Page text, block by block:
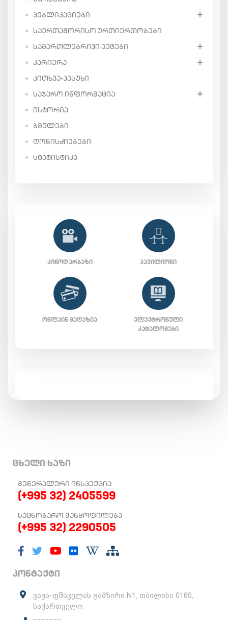
ᲞᲣᲑᲚᲘᲙᲐᲪᲘᲔᲑᲘ
ᲡᲐᲔᲠᲗᲐᲨᲝᲠᲘᲡᲝ ᲣᲠᲗᲘᲔᲠᲗᲝᲑᲔᲑᲘ
ᲡᲐᲛᲐᲠᲗᲚᲔᲑᲠᲘᲕᲘ ᲐᲥᲢᲔᲑᲘ
ᲙᲐᲠᲘᲔᲠᲐ
ᲙᲘᲗᲮᲕᲐ-ᲞᲐᲡᲣᲮᲘ
ᲡᲐᲯᲐᲠᲝ ᲘᲜᲤᲝᲠᲛᲐᲪᲘᲐ
ᲘᲡᲢᲝᲠᲘᲐ
ᲑᲛᲣᲚᲔᲑᲘ
ᲦᲝᲜᲘᲡᲫᲘᲔᲑᲔᲑᲘ
ᲡᲢᲐᲢᲘᲡᲢᲘᲙᲐ
ᲙᲘᲜᲝᲓᲐᲠᲑᲐᲖᲘ ᲞᲐᲕᲘᲚᲘᲝᲜᲘ
ᲝᲜᲚᲐᲘᲜ ᲛᲐᲦᲐᲖᲘᲐ
ᲔᲚᲔᲥᲢᲠᲝᲜᲣᲚᲘ
ᲙᲐᲢᲐᲚᲝᲒᲔᲑᲘ
ცხელი ხაზი
ᲒᲔᲜᲔᲠᲐᲚᲣᲠᲘ ᲘᲜᲡᲞᲔᲥᲪᲘᲐ
(+995 32) 2405599
ᲡᲐᲪᲜᲝᲑᲐᲠᲝ ᲒᲐᲜᲧᲝᲤᲘᲚᲔᲑᲐ
(+995 32) 2290505
კონტაქტი
ვაჟა-ფშაველას გამზირი N1, თბილისი 0160,
საქართველო